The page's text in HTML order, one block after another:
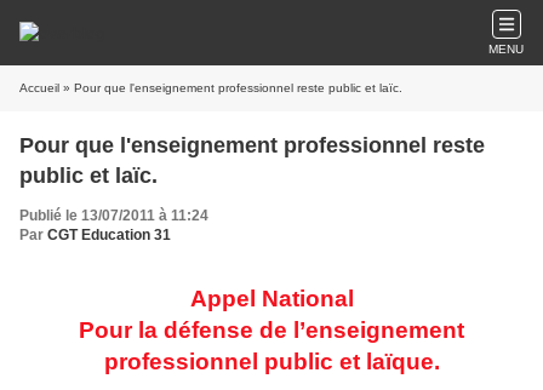
MENU
Accueil » Pour que l'enseignement professionnel reste public et laïc.
Pour que l'enseignement professionnel reste
public et laïc.
Publié le 13/07/2011 à 11:24
Par CGT Education 31
Appel National
Pour la défense de l’enseignement
professionnel public et laïque.